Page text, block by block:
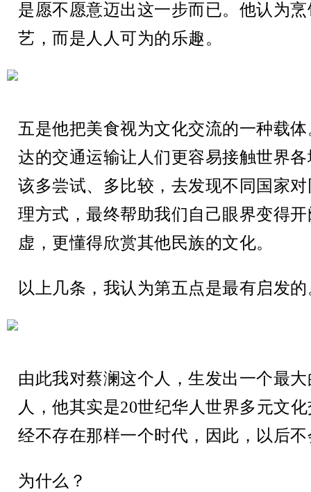
是愿不愿意迈出这一步而已。他认为
艺，而是人人可为的乐趣。
五是他把美食视为文化交流的一种载
达的交通运输让人们更容易接触世界
该多尝试、多比较，去发现不同国家
理方式，最终帮助我们自己眼界变得
虚，更懂得欣赏其他民族的文化。
以上几条，我认为第五点是最有启发的
由此我对蔡澜这个人，生发出一个最
人，他其实是20世纪华人世界多元文
经不存在那样一个时代，因此，以后
为什么？